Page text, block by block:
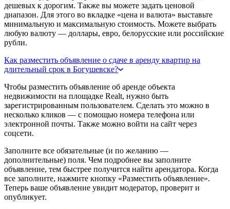
дешевых к дорогим. Также вы можете задать ценовой
диапазон. Для этого во вкладке «цена и валюта» выставьте
минимальную и максимальную стоимость. Можете выбрать
любую валюту — доллары, евро, белорусские или российские
рубли.
Как разместить объявление о сдаче в аренду квартир на
длительный срок в Богушевске?
Чтобы разместить объявление об аренде объекта
недвижимости на площадке Realt, нужно быть
зарегистрированным пользователем. Сделать это можно в
несколько кликов — с помощью номера телефона или
электронной почты. Также можно войти на сайт через
соцсети.
Заполните все обязательные (и по желанию —
дополнительные) поля. Чем подробнее вы заполните
объявление, тем быстрее получится найти арендатора. Когда
все заполните, нажмите кнопку «Разместить объявление».
Теперь ваше объявление увидит модератор, проверит и
опубликует.